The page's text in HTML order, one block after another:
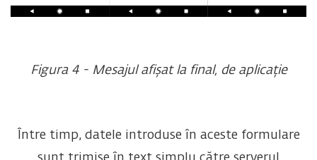
Figura 4 - Mesajul afișat la final, de aplicație
Între timp, datele introduse în aceste formulare